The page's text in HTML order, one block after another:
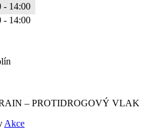
- 14:00
- 14:00
– PROTIDROGOVÝ VLAK
Akce